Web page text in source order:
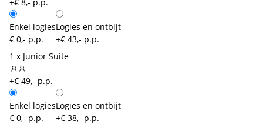
Enkel logies
€ 0,- p.p.
Logies en ontbijt
+€ 43,- p.p.
1 x Junior Suite
+€ 49,- p.p.
Enkel logies
€ 0,- p.p.
Logies en ontbijt
+€ 38,- p.p.